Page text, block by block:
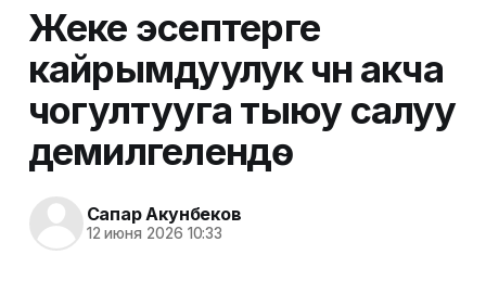
Жеке эсептерге
кайрымдуулук үчүн акча
чогултууга тыюу салуу
демилгеленүүдө
Сапар Акунбеков
12 июня 2026 10:33